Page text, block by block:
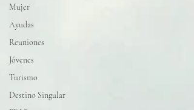
Mujer
Ayudas
Reuniones
Jóvenes
Turismo
Destino Singular